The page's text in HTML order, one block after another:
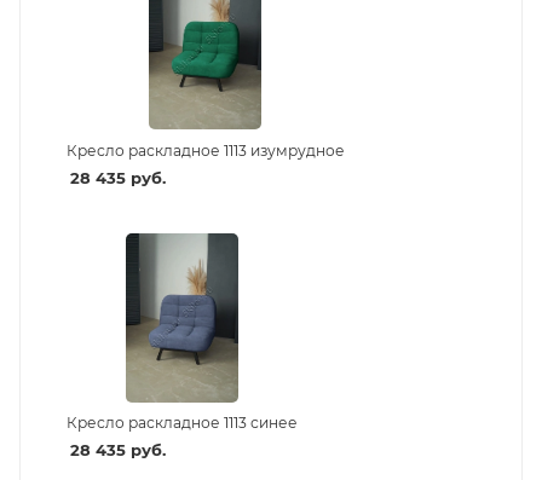
Кресло раскладное 1113 изумрудное
28 435руб.
Кресло раскладное 1113 синее
28 435руб.